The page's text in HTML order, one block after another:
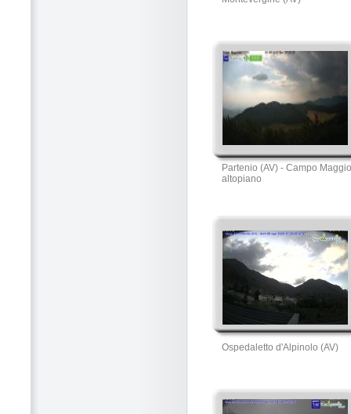
Partenio (AV) - Campo
altopiano
Ospedaletto d'Alpinolo (AV)